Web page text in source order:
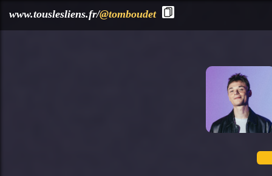
www.touslesliens.fr/@tomboudet